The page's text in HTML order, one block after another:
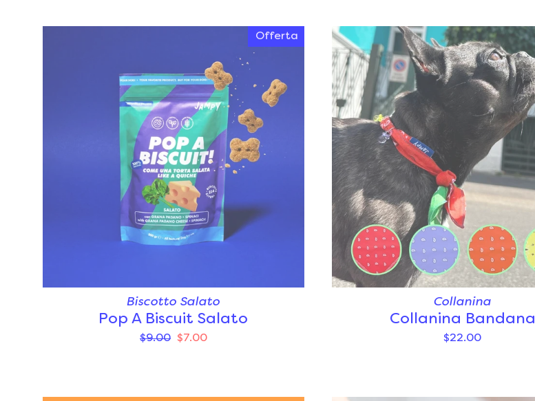
Offerta
Biscotto Salato
Pop A Biscuit Salato
$9.00 $7.00
Collanina
Collanina Bandana
$22.00